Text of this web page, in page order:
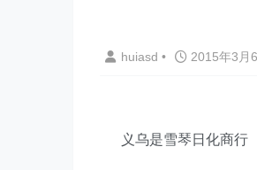
huiasd • 2015年3月
义乌是雪琴日化商行